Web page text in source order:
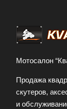
Мотосалон
Продажа
скутеров,
и